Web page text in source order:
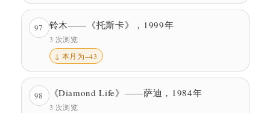
97 铃木——《托斯卡》，1999年
3 次浏览
↓ 本月为−43
98 《Diamond Life》——萨迪，1984年
3 次浏览